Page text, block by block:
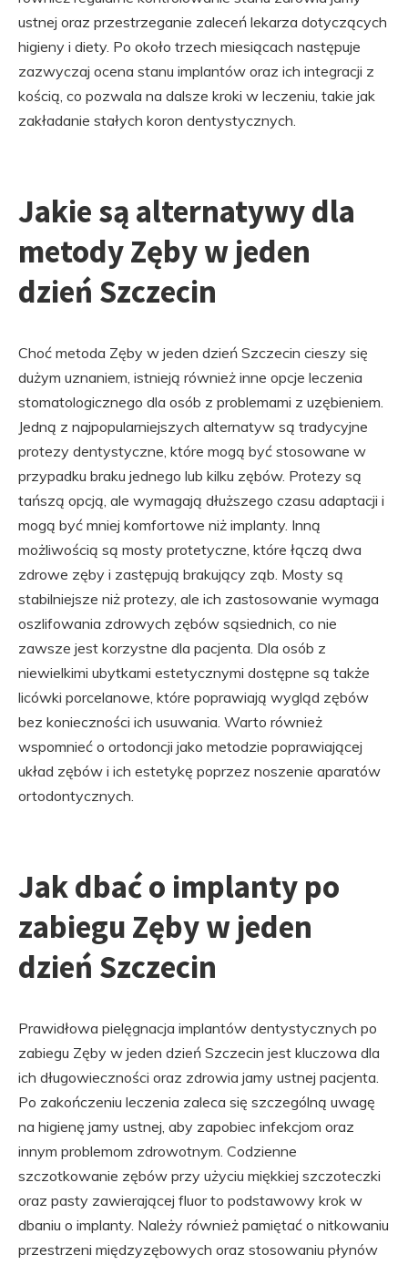
ustnej oraz przestrzeganie zaleceń lekarza dotyczących
higieny i diety. Po około trzech miesiącach następuje
zazwyczaj ocena stanu implantów oraz ich integracji z
kością, co pozwala na dalsze kroki w leczeniu, takie jak
zakładanie stałych koron dentystycznych.
Jakie są alternatywy dla
metody Zęby w jeden
dzień Szczecin
Choć metoda Zęby w jeden dzień Szczecin cieszy się
dużym uznaniem, istnieją również inne opcje leczenia
stomatologicznego dla osób z problemami z uzębieniem.
Jedną z najpopularniejszych alternatyw są tradycyjne
protezy dentystyczne, które mogą być stosowane w
przypadku braku jednego lub kilku zębów. Protezy są
tańszą opcją, ale wymagają dłuższego czasu adaptacji i
mogą być mniej komfortowe niż implanty. Inną
możliwością są mosty protetyczne, które łączą dwa
zdrowe zęby i zastępują brakujący ząb. Mosty są
stabilniejsze niż protezy, ale ich zastosowanie wymaga
oszlifowania zdrowych zębów sąsiednich, co nie
zawsze jest korzystne dla pacjenta. Dla osób z
niewielkimi ubytkami estetycznymi dostępne są także
licówki porcelanowe, które poprawiają wygląd zębów
bez konieczności ich usuwania. Warto również
wspomnieć o ortodoncji jako metodzie poprawiającej
układ zębów i ich estetykę poprzez noszenie aparatów
ortodontycznych.
Jak dbać o implanty po
zabiegu Zęby w jeden
dzień Szczecin
Prawidłowa pielęgnacja implantów dentystycznych po
zabiegu Zęby w jeden dzień Szczecin jest kluczowa dla
ich długowieczności oraz zdrowia jamy ustnej pacjenta.
Po zakończeniu leczenia zaleca się szczególną uwagę
na higienę jamy ustnej, aby zapobiec infekcjom oraz
innym problemom zdrowotnym. Codzienne
szczotkowanie zębów przy użyciu miękkiej szczoteczki
oraz pasty zawierającej fluor to podstawowy krok w
dbaniu o implanty. Należy również pamiętać o nitkowaniu
przestrzeni międzyzębowych oraz stosowaniu płynów